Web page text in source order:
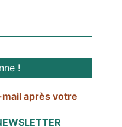
après votre